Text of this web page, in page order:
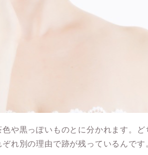
や黒っぽいものとに分かれます。
れ別の理由で跡が残っているんです